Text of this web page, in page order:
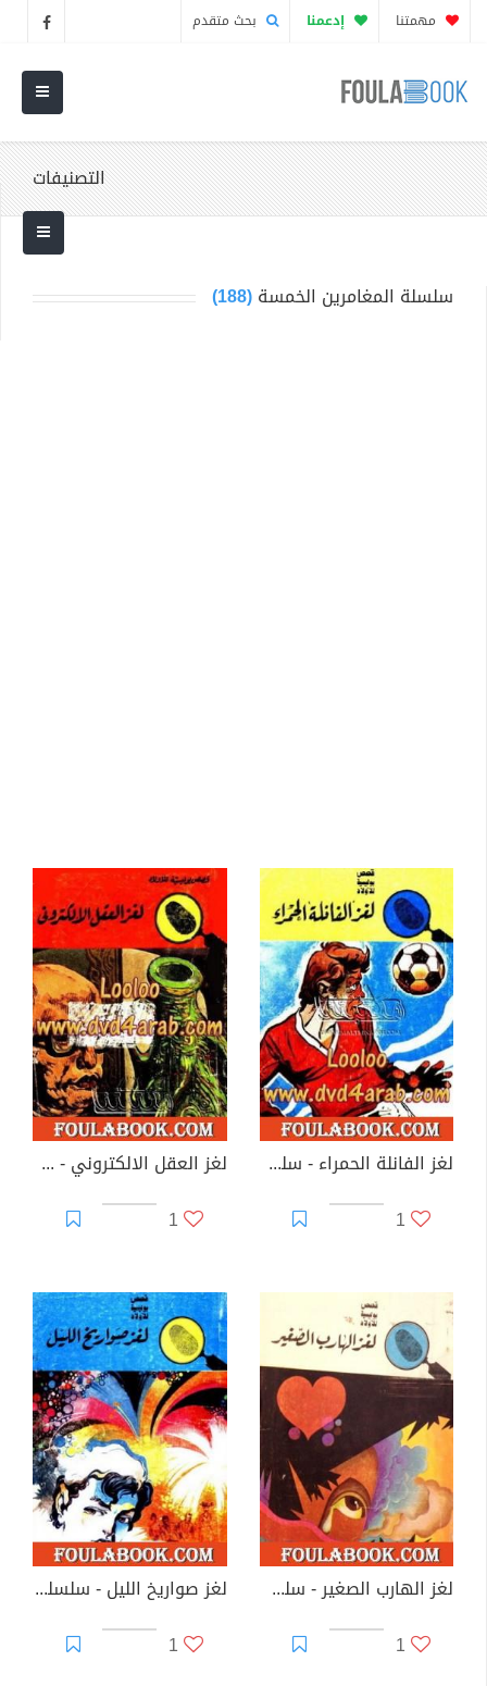
مهمتنا إدعمنا بحث متقدم
التصنيفات
سلسلة المغامرين الخمسة(188)
لغز الفانلة الحمراء - سلسلة المغامرون الخمسة: 61
1
لغز العقل الالكتروني - سلسلة المغامرون الخمسة: 62
1
لغز الهارب الصغير - سلسلة المغامرون الخمسة: 63
1
لغز صواريخ الليل - سلسلة المغامرون الخمسة: 64
1